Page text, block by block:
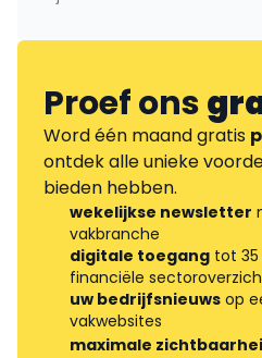
Proef ons
Word één maand gratis
ontdek alle unieke
bieden hebben.
wekelijkse newsletter
vakbranche
digitale toegang tot
financiële
uw bedrijfsnieuws op
vakwebsites
maximale